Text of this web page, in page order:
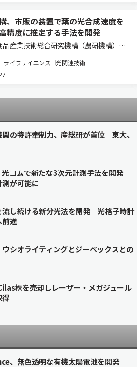
、市販の装置で葉の光合成速度を
精度に推定する手法を開発
品産業技術総合研究機構（農研機構）
合わせ、葉の光合成速度を高速かつ高精
る手法を開発した（ニュースリリー
ライフサイエンス 光関連技術
の特許牽制力、産総研が首位 東大、
光コムで新たな3次元計測手法を開発
が可能に
流し続ける新分光法を開発 光格子時計
前進
ウシオライティングとジーベックスとの
株を売却しレーザー・メガジュール
得
、無色透明な有機太陽電池を開発